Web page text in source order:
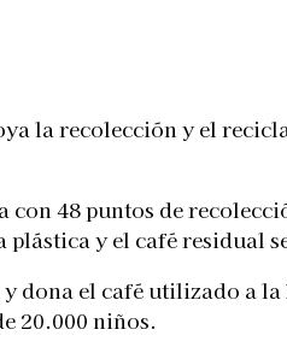
la recolección y el
48 puntos de
plástica y el café residual
dona el café utilizado a
20.000 niños.